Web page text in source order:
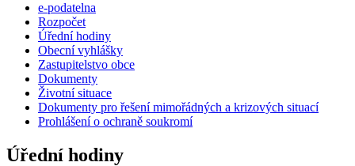
e-podatelna
Rozpočet
Úřední hodiny
Obecní vyhlášky
Zastupitelstvo obce
Dokumenty
Životní situace
Dokumenty pro řešení mimořádných a krizových situací
Prohlášení o ochraně soukromí
Úřední hodiny